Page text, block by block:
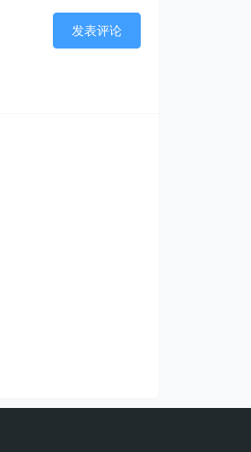
发表评论